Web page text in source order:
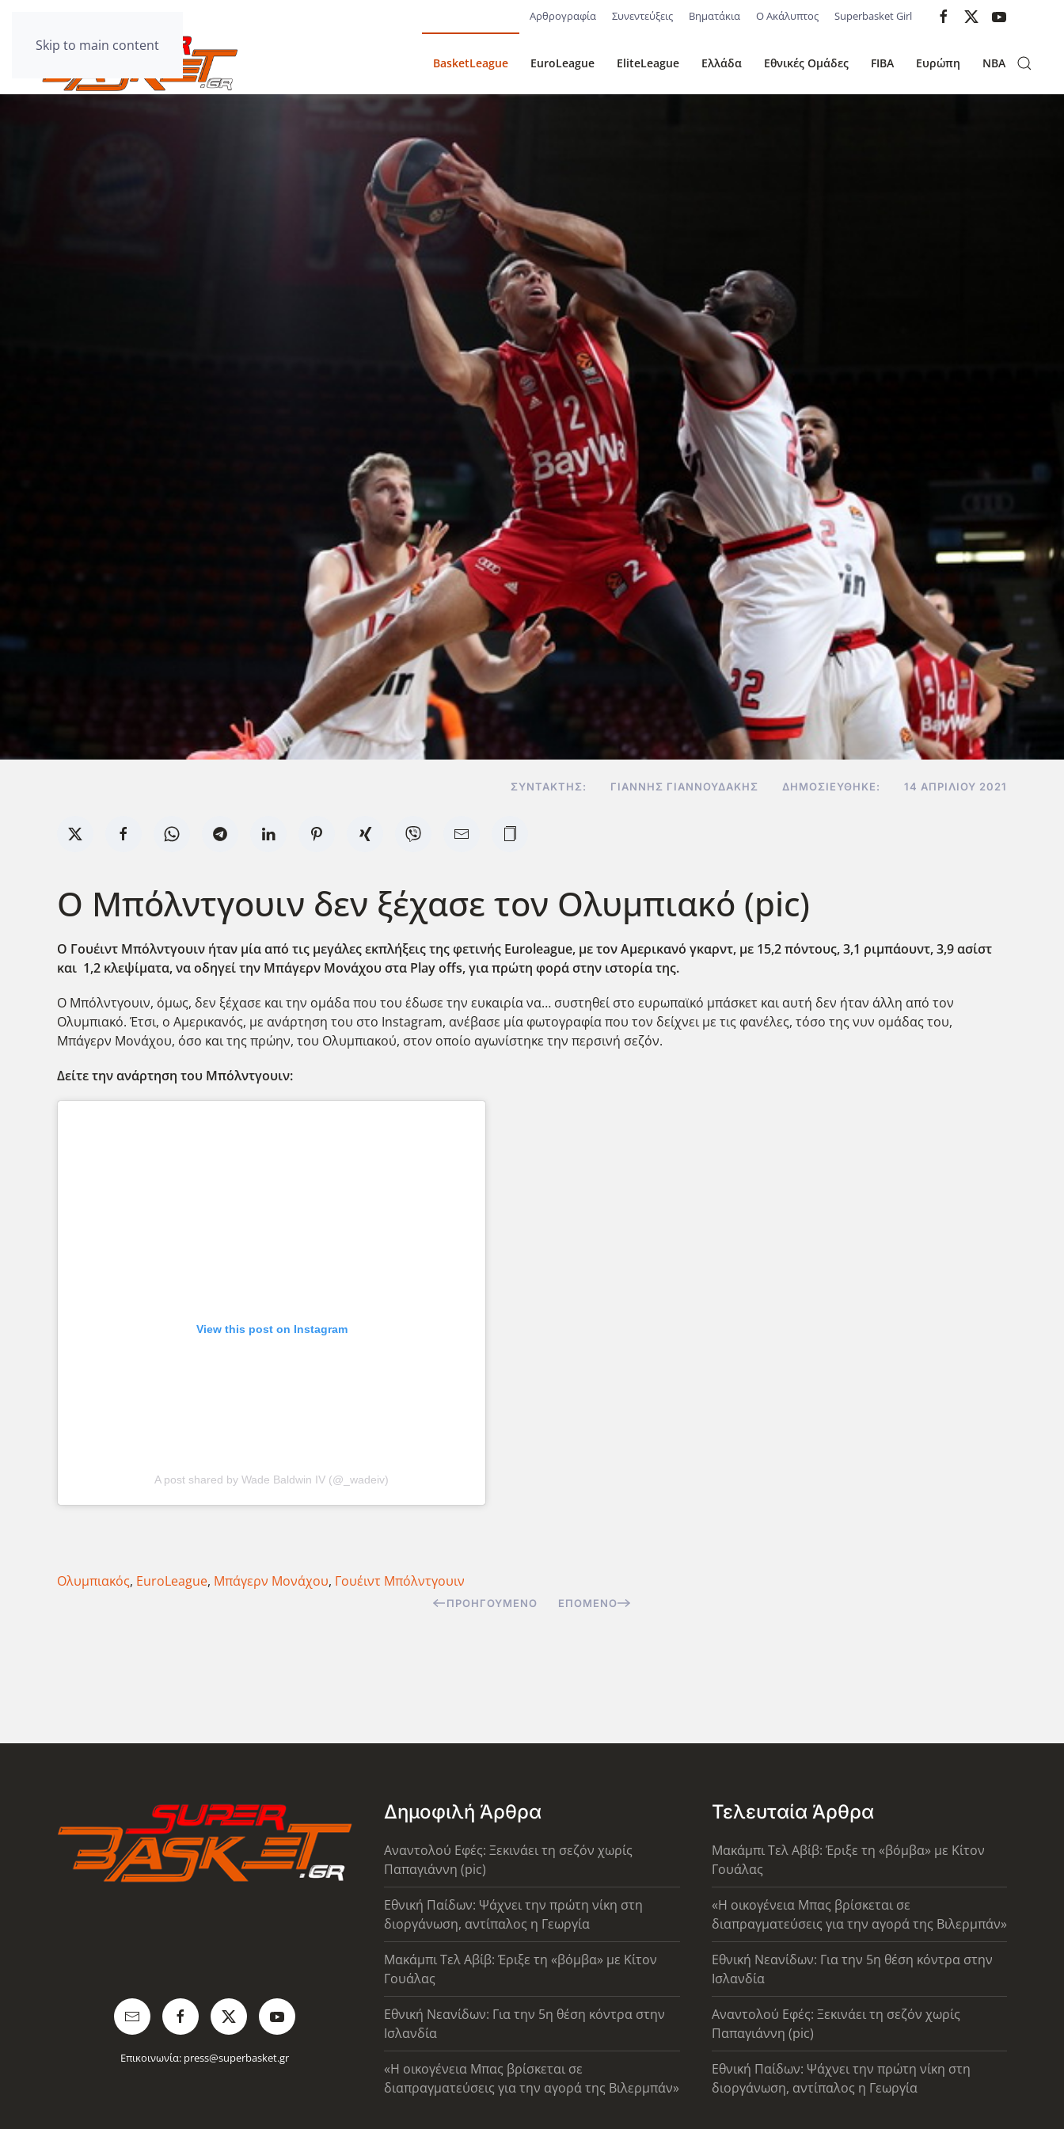
Skip to main content
Αρθρογραφία Συνεντεύξεις Βηματάκια Ο Ακάλυπτος Superbasket Girl
BasketLeague EuroLeague EliteLeague Ελλάδα Εθνικές Ομάδες FIBA Ευρώπη NBA
ΣΥΝΤΆΚΤΗΣ: ΓΙΆΝΝΗΣ ΓΙΑΝΝΟΥΔΆΚΗΣ ΔΗΜΟΣΙΕΎΘΗΚΕ: 14 ΑΠΡΙΛΊΟΥ 2021
Ο Μπόλντγουιν δεν ξέχασε τον Ολυμπιακό (pic)
Ο Γουέιντ Μπόλντγουιν ήταν μία από τις μεγάλες εκπλήξεις της φετινής Euroleague, με τον Αμερικανό γκαρντ, με 15,2 πόντους, 3,1 ριμπάουντ, 3,9 ασίστ
και 1,2 κλεψίματα, να οδηγεί την Μπάγερν Μονάχου στα Play offs,για πρώτη φορά στην ιστορία της.
Ο Μπόλντγουιν, όμως, δεν ξέχασε και την ομάδα που του έδωσε την ευκαιρία να… συστηθεί στο ευρωπαϊκό μπάσκετ και αυτή δεν ήταν άλλη από τον
Ολυμπιακό. Έτσι, ο Αμερικανός, με ανάρτηση του στο Instagram, ανέβασε μία φωτογραφία που τον δείχνει με τις φανέλες, τόσο της νυν ομάδας του,
Μπάγερν Μονάχου, όσο και της πρώην, του Ολυμπιακού, στον οποίο αγωνίστηκε την περσινή σεζόν.
Δείτε την ανάρτηση του Μπόλντγουιν:
View this post on Instagram
A post shared by Wade Baldwin IV (@_wadeiv)
Ολυμπιακός, EuroLeague, Μπάγερν Μονάχου, Γουέιντ Μπόλντγουιν
ΠΡΟΗΓΟΎΜΕΝΟ ΕΠΌΜΕΝΟ
Επικοινωνία: press@superbasket.gr
Δημοφιλή Άρθρα
Αναντολού Εφές: Ξεκινάει τη σεζόν χωρίς
Παπαγιάννη (pic)
Εθνική Παίδων: Ψάχνει την πρώτη νίκη στη
διοργάνωση, αντίπαλος η Γεωργία
Μακάμπι Τελ Αβίβ: Έριξε τη «βόμβα» με Κίτον
Γουάλας
Εθνική Νεανίδων: Για την 5η θέση κόντρα στην
Ισλανδία
«Η οικογένεια Μπας βρίσκεται σε
διαπραγματεύσεις για την αγορά της Βιλερμπάν»
Τελευταία Άρθρα
Μακάμπι Τελ Αβίβ: Έριξε τη «βόμβα» με Κίτον
Γουάλας
«Η οικογένεια Μπας βρίσκεται σε
διαπραγματεύσεις για την αγορά της Βιλερμπάν»
Εθνική Νεανίδων: Για την 5η θέση κόντρα στην
Ισλανδία
Αναντολού Εφές: Ξεκινάει τη σεζόν χωρίς
Παπαγιάννη (pic)
Εθνική Παίδων: Ψάχνει την πρώτη νίκη στη
διοργάνωση, αντίπαλος η Γεωργία